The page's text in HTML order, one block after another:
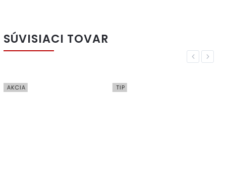
SÚVISIACI TOVAR
Previous
AKCIA TIP
Next